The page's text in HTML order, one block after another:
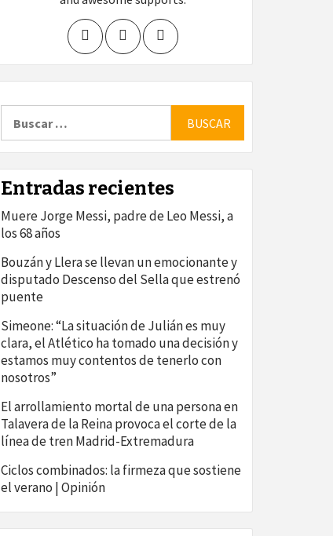
Entradas recientes
Muere Jorge Messi, padre de Leo Messi, a
los 68 años
Bouzán y Llera se llevan un emocionante y
disputado Descenso del Sella que estrenó
puente
Simeone: “La situación de Julián es muy
clara, el Atlético ha tomado una decisión y
estamos muy contentos de tenerlo con
nosotros”
El arrollamiento mortal de una persona en
Talavera de la Reina provoca el corte de la
línea de tren Madrid-Extremadura
Ciclos combinados: la firmeza que sostiene
el verano | Opinión